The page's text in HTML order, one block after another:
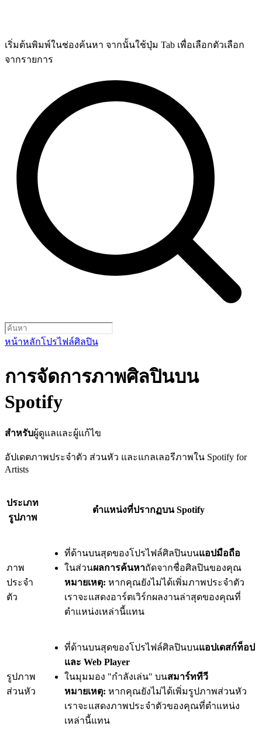
เริ่มต้นพิมพ์ในช่องค้นหา จากนั้นใช้ปุ่ม Tab เพื่อเลือกตัวเลือก
จากรายการ
หน้าหลักโปรไฟล์ศิลปิน
การจัดการภาพศิลปินบน
Spotify
สำหรับผู้ดูแลและผู้แก้ไข
อัปเดตภาพประจำตัว ส่วนหัว และแกลเลอรีภาพใน Spotify for
Artists
ประเภท
รูปภาพ
ตำแหน่งที่ปรากฏบน Spotify
ภาพ
ประจำ
ตัว
ที่ด้านบนสุดของโปรไฟล์ศิลปินบนแอปมือถือ
ในส่วนผลการค้นหาถัดจากชื่อศิลปินของคุณ
หมายเหตุ: หากคุณยังไม่ได้เพิ่มภาพประจำตัว
เราจะแสดงอาร์ตเวิร์กผลงานล่าสุดของคุณที่
ตำแหน่งเหล่านี้แทน
รูปภาพ
ส่วนหัว
ที่ด้านบนสุดของโปรไฟล์ศิลปินบนแอปเดสก์ท็อป
และ Web Player
ในมุมมอง "กำลังเล่น" บนสมาร์ททีวี
หมายเหตุ: หากคุณยังไม่ได้เพิ่มรูปภาพส่วนหัว
เราจะแสดงภาพประจำตัวของคุณที่ตำแหน่ง
เหล่านี้แทน